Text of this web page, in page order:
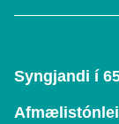
Syngjandi í